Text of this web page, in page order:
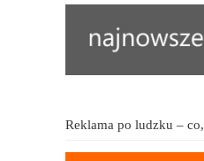
Reklama po ludzku –